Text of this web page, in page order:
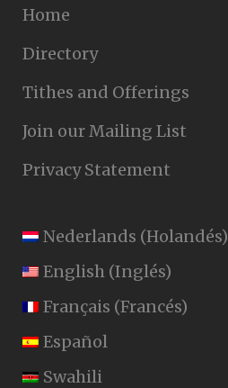
Home
Directory
Tithes and Offerings
Join our Mailing List
Privacy Statement
Nederlands (Holandés)
English (Inglés)
Français (Francés)
Español
Swahili